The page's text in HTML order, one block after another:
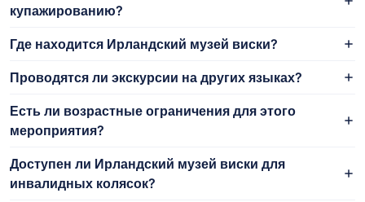
купажированию?
Где находится Ирландский музей виски?
Проводятся ли экскурсии на других языках?
Есть ли возрастные ограничения для этого
мероприятия?
Доступен ли Ирландский музей виски для
инвалидных колясок?